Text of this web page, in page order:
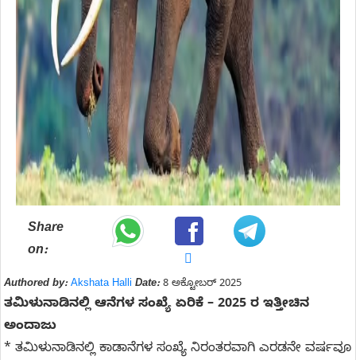
Share
on:
Authored by: Akshata Halli Date:8 ಅಕ್ಟೋಬರ್ 2025
ತಮಿಳುನಾಡಿನಲ್ಲಿ ಆನೆಗಳ ಸಂಖ್ಯೆ ಏರಿಕೆ – 2025 ರ ಇತ್ತೀಚಿನ
ಅಂದಾಜು
* ತಮಿಳುನಾಡಿನಲ್ಲಿ ಕಾಡಾನೆಗಳ ಸಂಖ್ಯೆ ನಿರಂತರವಾಗಿ ಎರಡನೇ ವರ್ಷವೂ